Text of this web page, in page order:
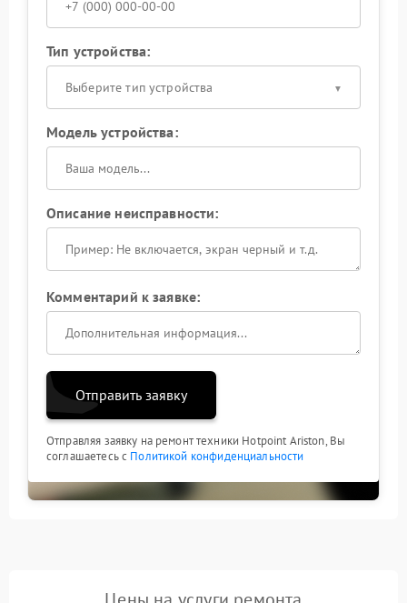
Тип устройства:
Выберите тип устройства
Модель устройства:
Описание неисправности:
Комментарий к заявке:
Отправить заявку
Отправляя заявку на ремонт техники Hotpoint Ariston, Вы
соглашаетесь с Политикой конфиденциальности